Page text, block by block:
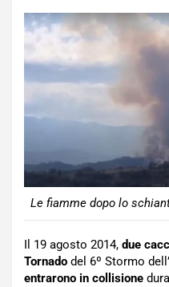
Le fiamme dopo lo
Il 19 agosto 2014, due
Tornado del 6º Stormo
entrarono in collisione